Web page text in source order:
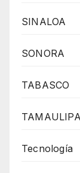
SINALOA
SONORA
TABASCO
Tecnología